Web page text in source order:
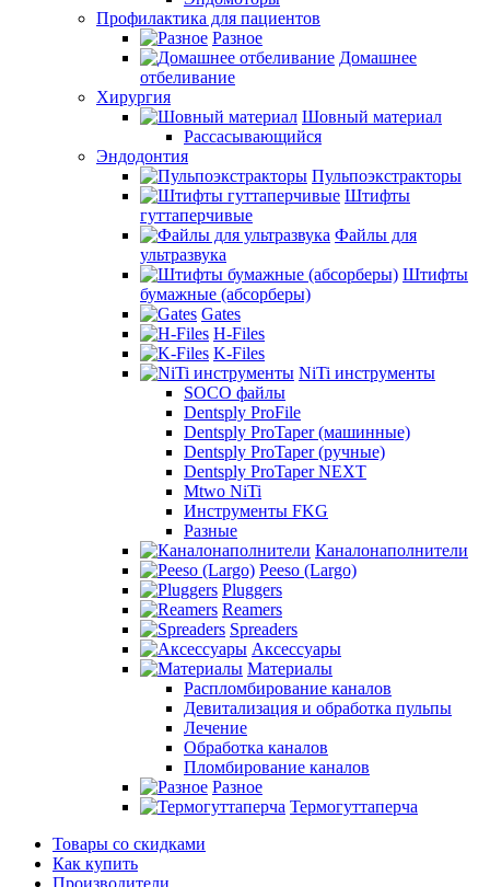
Профилактика для пациентов
Разное
Домашнее
отбеливание
Хирургия
Шовный материал
Рассасывающийся
Эндодонтия
Пульпоэкстракторы
Штифты
гуттаперчивые
Файлы для
ультразвука
Штифты
бумажные (абсорберы)
Gates
H-Files
K-Files
NiTi инструменты
SOCO файлы
Dentsply ProFile
Dentsply ProTaper (машинные)
Dentsply ProTaper (ручные)
Dentsply ProTaper NEXT
Mtwo NiTi
Инструменты FKG
Разные
Каналонаполнители
Peeso (Largo)
Pluggers
Reamers
Spreaders
Аксессуары
Материалы
Распломбирование каналов
Девитализация и обработка пульпы
Лечение
Обработка каналов
Пломбирование каналов
Разное
Термогуттаперча
Товары со скидками
Как купить
Производители